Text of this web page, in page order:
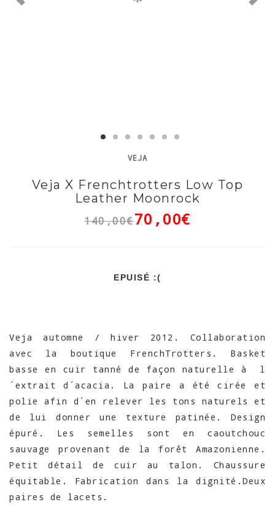
VEJA
Veja X Frenchtrotters Low Top
Leather Moonrock
140,00€70,00€
EPUISÉ :(
Veja automne / hiver 2012. Collaboration
avec la boutique FrenchTrotters. Basket
basse en cuir tanné de façon naturelle à l
´extrait d´acacia. La paire a été cirée et
polie afin d´en relever les tons naturels et
de lui donner une texture patinée. Design
épuré. Les semelles sont en caoutchouc
sauvage provenant de la forêt Amazonienne.
Petit détail de cuir au talon. Chaussure
équitable. Fabrication dans la dignité.Deux
paires de lacets.